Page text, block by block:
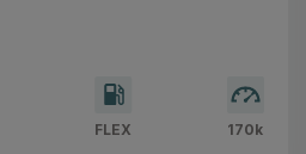
FLEX 170k